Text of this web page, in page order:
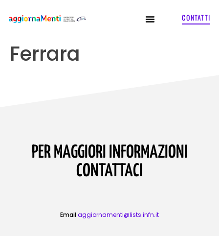
CONTATTI
Ferrara
PER MAGGIORI INFORMAZIONI
CONTATTACI
Emailaggiornamenti@lists.infn.it